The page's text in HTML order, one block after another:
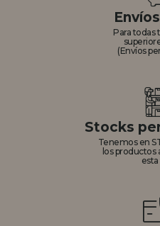
Para todas
(Envíos
Stocks
Tenemos en
los productos